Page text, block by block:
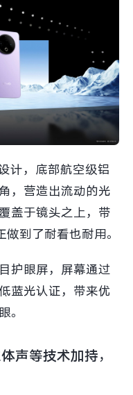
计，底部航空级铝
，营造出流动的光
盖于镜头之上，带
做到了耐看也耐用。
护眼屏，屏幕通过
蓝光认证，带来优
。
声等技术加持，